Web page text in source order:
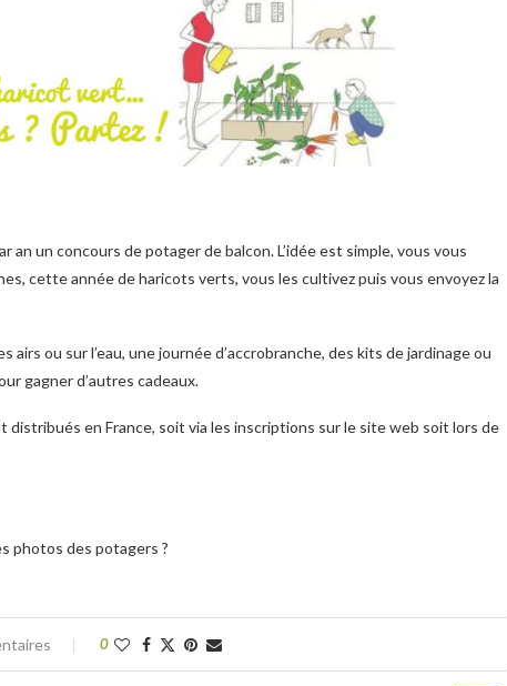
an un concours de potager de balcon. L’idée est simple, vous vous
cette année de haricots verts, vous les cultivez puis vous envoyez la
ou sur l’eau, une journée d’accrobranche, des kits de jardinage ou
gagner d’autres cadeaux.
distribués en France, soit via les inscriptions sur le site web soit lors de
photos des potagers ?
0